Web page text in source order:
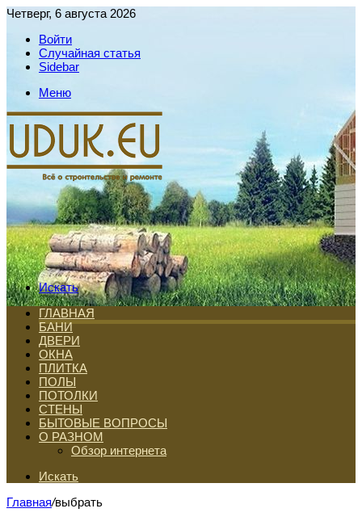
Четверг, 6 августа 2026
Войти
Случайная статья
Sidebar
Меню
Искать
ГЛАВНАЯ
БАНИ
ДВЕРИ
ОКНА
ПЛИТКА
ПОЛЫ
ПОТОЛКИ
СТЕНЫ
БЫТОВЫЕ ВОПРОСЫ
О РАЗНОМ
Обзор интернета
Искать
Главная/выбрать